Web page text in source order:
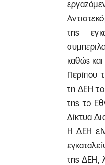
της
καθώς
Περίπου
τη ΔΕΗ το
της το
Δίκτυα
Η ΔΕΗ
της ΔΕΗ,